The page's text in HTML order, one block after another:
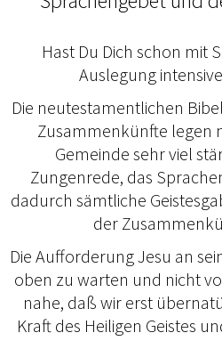
Hast Du Dich schon mit
Auslegung
Die neutestamentlichen
Zusammenkünfte legen
Gemeinde sehr viel
Zungenrede, das
dadurch sämtliche
der
Die Aufforderung Jesu an
oben zu warten und nicht
nahe, daß wir erst
Kraft des Heiligen Geistes